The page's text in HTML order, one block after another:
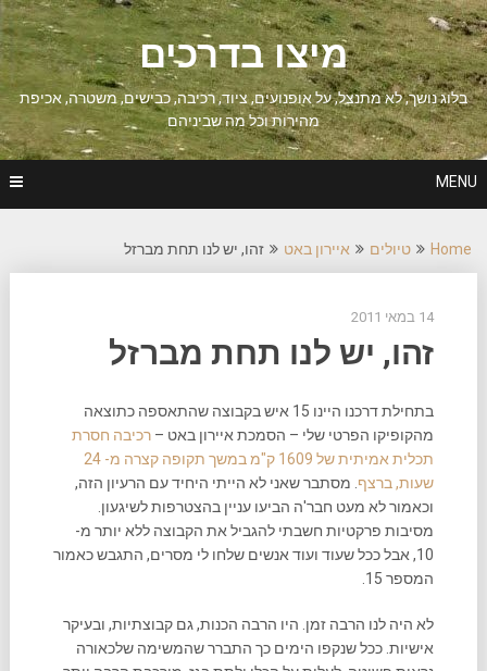
Skip
to
content
מיצו בדרכים
בלוג נושך, לא מתנצל, על אופנועים, ציוד, רכיבה, כבישים, משטרה, אכיפת
מהירות וכל מה שביניהם
MENU
Home טיולים איירון באט זהו, יש לנו תחת מברזל
14 במאי 2011
זהו, יש לנו תחת מברזל
בתחילת דרכנו היינו 15 איש בקבוצה שהתאספה כתוצאה
מהקופיקו הפרטי שלי – הסמכת איירון באט – רכיבה חסרת
תכלית אמיתית של 1609 ק"מ במשך תקופה קצרה מ- 24
שעות, ברצף . מסתבר שאני לא הייתי היחיד עם הרעיון הזה,
וכאמור לא מעט חבר'ה הביעו עניין בהצטרפות לשיגעון.
מסיבות פרקטיות חשבתי להגביל את הקבוצה ללא יותר מ-
10, אבל ככל שעוד ועוד אנשים שלחו לי מסרים, התגבש כאמור
המספר 15.
לא היה לנו הרבה זמן. היו הרבה הכנות, גם קבוצתיות, ובעיקר
אישיות. ככל שנקפו הימים כך התברר שהמשימה שלכאורה